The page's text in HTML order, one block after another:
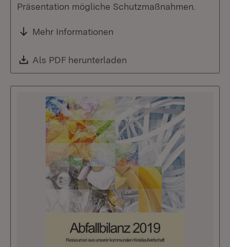
Präsentation mögliche Schutzmaßnahmen.
Mehr Informationen
Download:
Als PDF herunterladen